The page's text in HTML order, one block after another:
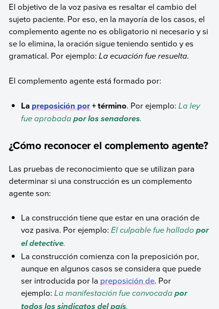
El objetivo de la voz pasiva es resaltar el cambio del
sujeto paciente. Por eso, en la mayoría de los casos, el
complemento agente no es obligatorio ni necesario y si
se lo elimina, la oración sigue teniendo sentido y es
gramatical. Por ejemplo: La ecuación fue resuelta.
El complemento agente está formado por:
Lapreposición por+ término. Por ejemplo:La ley
fue aprobadapor los senadores.
¿Cómo reconocer el complemento agente?
Las pruebas de reconocimiento que se utilizan para
determinar si una construcción es un complemento
agente son:
La construcción tiene que estar en una oración de
voz pasiva. Por ejemplo: El culpable fue hallado por
el detective.
La construcción comienza con la preposición por,
aunque en algunos casos se considera que puede
ser introducida por lapreposición de. Por
ejemplo: La manifestación fue convocadapor
todos los sindicatos del país.